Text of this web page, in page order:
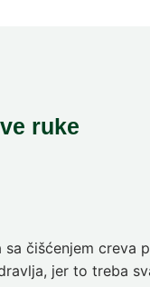
ruke
sa čišćenjem creva
jer to treba